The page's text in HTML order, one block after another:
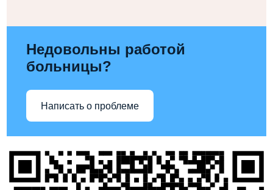
Недовольны работой
больницы?
Написать о проблеме